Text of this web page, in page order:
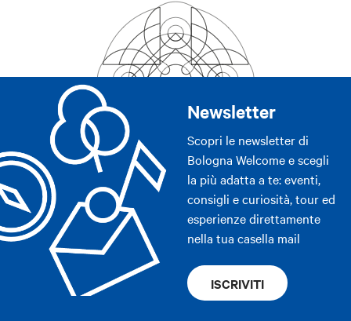
Newsletter
Scopri le newsletter di
Bologna Welcome e scegli
la più adatta a te: eventi,
consigli e curiosità, tour ed
esperienze direttamente
nella tua casella mail
ISCRIVITI